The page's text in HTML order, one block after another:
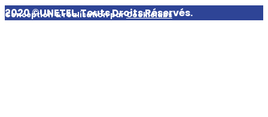
2020 ©UNETEL. Touts Droits Réservés.
Conception & réalisation parCookielabs